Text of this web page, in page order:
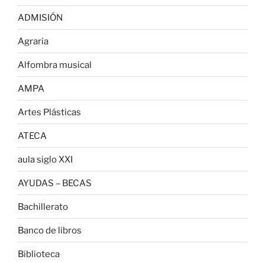
ADMISIÓN
Agraria
Alfombra musical
AMPA
Artes Plásticas
ATECA
aula siglo XXI
AYUDAS – BECAS
Bachillerato
Banco de libros
Biblioteca